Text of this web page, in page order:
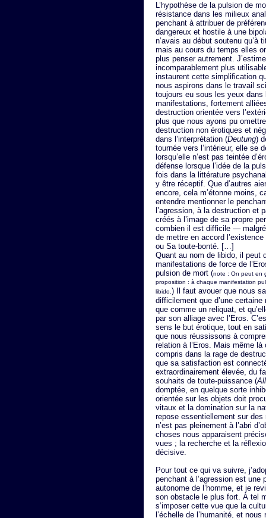
L’hypothèse de la pulsion de
résistance dans les milieux
penchant à attribuer de
dangereux et hostile à une
n’avais au début soutenu qu’à
mais au cours du temps elles
plus penser autrement.
incomparablement plus
instaurent cette simplification
nous aspirons dans le travail
toujours eu sous les yeux
manifestations, fortement
destruction orientée vers
plus que nous ayons pu
destruction non érotiques et
dans l’interprétation (Deutung)
tournée vers l’intérieur, elle se
lorsqu’elle n’est pas teintée
défense lorsque l’idée de la
fois dans la littérature
y être réceptif. Que d’autres
encore, cela m’étonne moins,
entendre mentionner le
l’agression, à la destruction et
créés à l’image de sa propre
combien il est difficile —
de mettre en accord
ou Sa toute-bonté. […]
Quant au nom de libido, il peut
manifestations de force de
pulsion de mort (note : On peut en
proposition : à chaque manifestation
libido. ) Il faut avouer que nous
difficilement que d’une
que comme un reliquat, et
par son alliage avec l’Eros.
sens le but érotique, tout en
que nous réussissons à
relation à l’Eros. Mais même
compris dans la rage de
que sa satisfaction est
extraordinairement élevée, du
souhaits de toute-puissance (
domptée, en quelque sorte
orientée sur les objets doit
vitaux et la domination sur la
repose essentiellement sur des
n’est pas pleinement à l’abri
choses nous apparaisent
vues ; la recherche et la
décisive.
Pour tout ce qui va suivre,
penchant à l’agression est une
autonome de l’homme, et je
son obstacle le plus fort. À tel
s’imposer cette vue que la
l’échelle de l’humanité, et